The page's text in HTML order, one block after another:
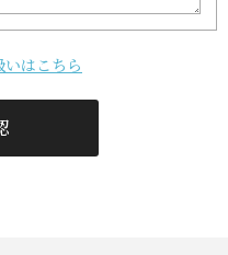
はこちら